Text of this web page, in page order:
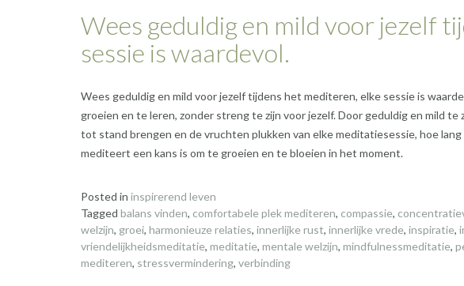
Wees geduldig en mild voor jezelf
sessie is waardevol.
Wees geduldig en mild voor jezelf tijdens het mediteren, elke sessie is
groeien en te leren, zonder streng te zijn voor jezelf. Door geduldig en mild
tot stand brengen en de vruchten plukken van elke meditatiesessie, hoe
mediteert een kans is om te groeien en te bloeien in het moment.
Posted in inspirerend leven
Tagged balans vinden, comfortabele plek mediteren, compassie,
welzijn, groei, harmonieuze relaties, innerlijke rust, innerlijke vrede, inspiratie,
vriendelijkheidsmeditatie, meditatie, mentale welzijn, mindfulnessmeditatie,
mediteren, stressvermindering, verbinding